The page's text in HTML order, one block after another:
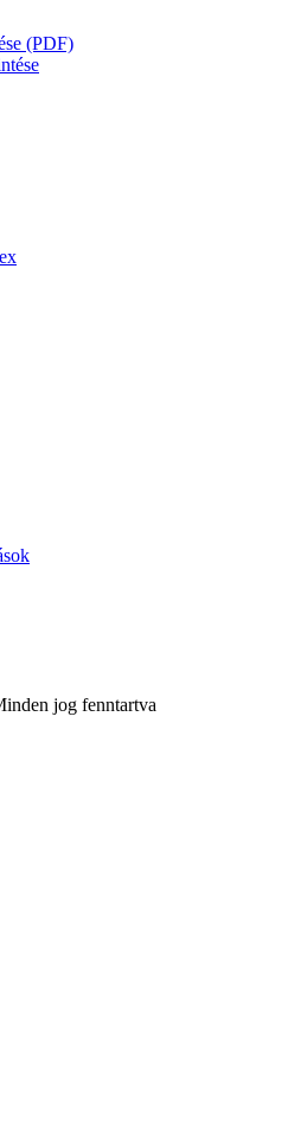
(PDF)
jog fenntartva